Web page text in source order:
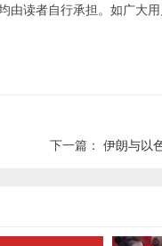
由读者自行承担。如广大
下一篇： 伊朗与以